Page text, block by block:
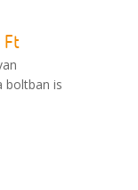
Ft
boltban is